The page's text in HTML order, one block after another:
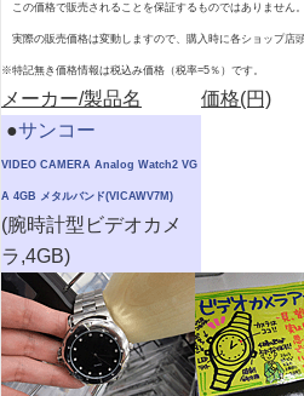
この価格で販売されることを保証するものではありません。
実際の販売価格は変動しますので、購入時に各ショップ店
※特記無き価格情報は税込み価格（税率=5％）です。
メーカー/製品名 価格(円)
●サンコー
VIDEO CAMERA Analog Watch2 VG
A 4GB メタルバンド(VICAWV7M)
(腕時計型ビデオカメ
ラ,4GB)